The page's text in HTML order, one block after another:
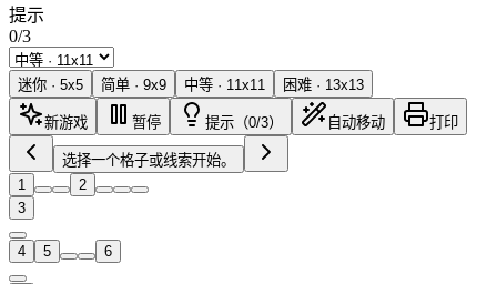
提示
0/3
迷你 · 5x5 简单 · 9x9 中等 · 11x11 困难 · 13x13
新游戏 暂停 提示（0/3） 自动移动 打印
选择一个格子或线索开始。
1
2
3
4 5 6